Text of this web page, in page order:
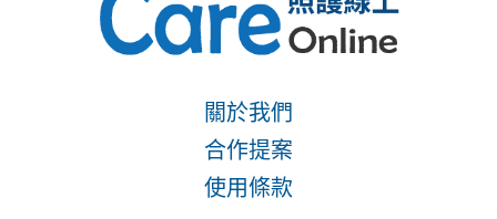
關於我們
合作提案
使用條款